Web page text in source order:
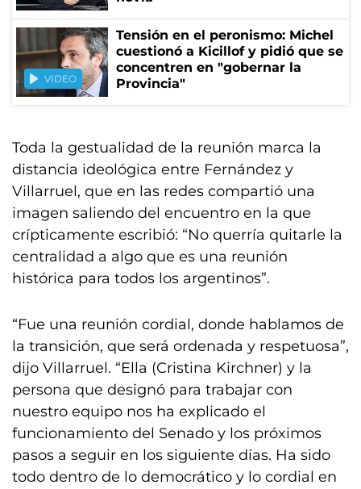
VIDEO
Tensión en el peronismo: Michel
cuestionó a Kicillof y pidió que se
concentren en "gobernar la
Provincia"
Toda la gestualidad de la reunión marca la
distancia ideológica entre Fernández y
Villarruel, que en las redes compartió una
imagen saliendo del encuentro en la que
crípticamente escribió: “No querría quitarle la
centralidad a algo que es una reunión
histórica para todos los argentinos”.
“Fue una reunión cordial, donde hablamos de
la transición, que será ordenada y respetuosa”,
dijo Villarruel. “Ella (Cristina Kirchner) y la
persona que designó para trabajar con
nuestro equipo nos ha explicado el
funcionamiento del Senado y los próximos
pasos a seguir en los siguiente días. Ha sido
todo dentro de lo democrático y lo cordial en